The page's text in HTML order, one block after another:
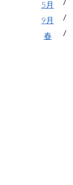
5月
9月
春